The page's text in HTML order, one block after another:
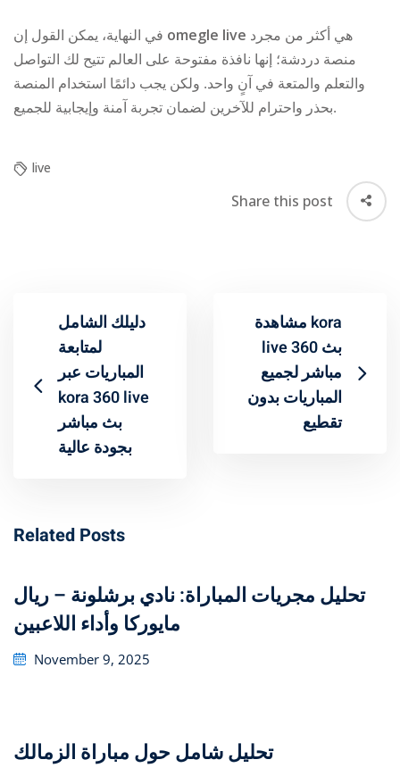
omegle live
منصة دردشة؛ إنها نافذة مفتوحة على العالم تتيح لك التواصل
والتعلم والمتعة في آنٍ واحد. ولكن يجب دائمًا استخدام المنصة
بحذر واحترام للآخرين لضمان تجربة آمنة وإيجابية للجميع.
live
Share this post
دليلك الشامل
لمتابعة
المباريات عبر
kora 360 live
بث مباشر
بجودة عالية
مشاهدة kora
live 360 بث
مباشر لجميع
المباريات بدون
تقطيع
Related Posts
تحليل مجريات المباراة: نادي برشلونة – ريال
مايوركا وأداء اللاعبين
Posted
November 9, 2025
تحليل شامل حول مباراة الزمالك